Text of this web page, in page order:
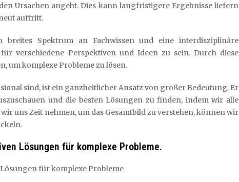
Ursachen angeht. Dies kann langfristigere Ergebnisse liefern
auftritt.
Spektrum an Fachwissen und eine interdisziplinäre
verschiedene Perspektiven und Ideen zu sein. Durch diese
um komplexe Probleme zu lösen.
sind, ist ein ganzheitlicher Ansatz von großer Bedeutung. Er
und die besten Lösungen zu finden, indem wir alle
uns Zeit nehmen, um das Gesamtbild zu verstehen, können wir
Lösungen für komplexe Probleme.
für komplexe Probleme